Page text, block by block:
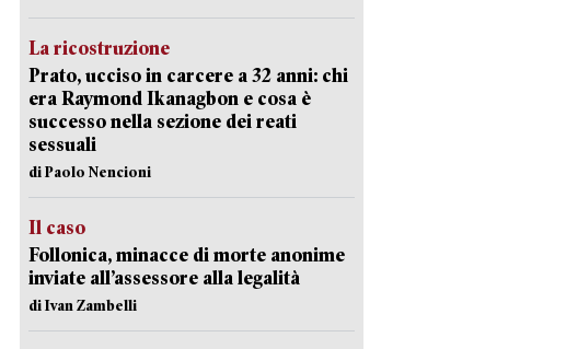
La ricostruzione
Prato, ucciso in carcere a 32 anni: chi
era Raymond Ikanagbon e cosa è
successo nella sezione dei reati
sessuali
di Paolo Nencioni
Il caso
Follonica, minacce di morte anonime
inviate all’assessore alla legalità
di Ivan Zambelli